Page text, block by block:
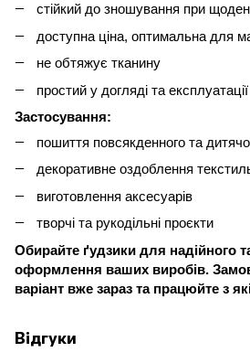
стійкий до зношування при
доступна ціна, оптимальна для
не обтяжує тканину
простий у догляді та експлуатації
Застосування:
пошиття повсякденного та
декоративне оздоблення
виготовлення аксесуарів
творчі та рукодільні проєкти
Обирайте ґудзики для надійного
оформлення ваших виробів.
варіант вже зараз та працюйте з
Відгуки